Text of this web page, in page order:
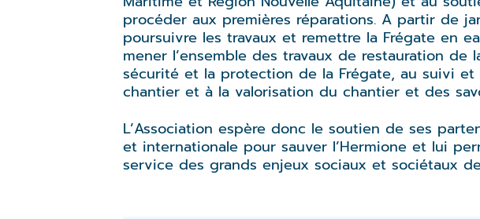
procéder aux premières réparations. A partir de
poursuivre les travaux et remettre la Frégate en
mener l’ensemble des travaux de restauration
sécurité et la protection de la Frégate, au suivi et
chantier et à la valorisation du chantier et des
L’Association espère donc le soutien de ses
et internationale pour sauver l’Hermione et lui
service des grands enjeux sociaux et sociétaux